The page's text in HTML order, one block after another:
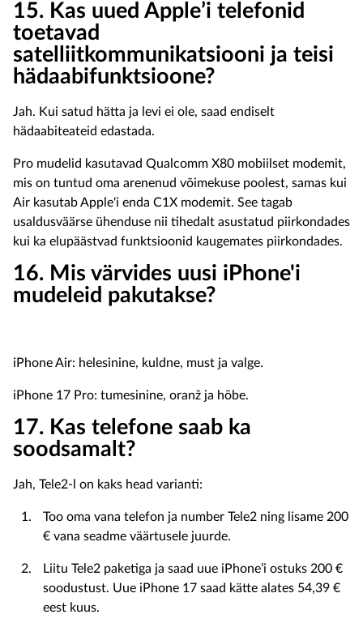
15. Kas uued Apple’i telefonid
toetavad
satelliitkommunikatsiooni ja teisi
hädaabifunktsioone?
Jah. Kui satud hätta ja levi ei ole, saad endiselt
hädaabiteateid edastada.
Pro mudelid kasutavad Qualcomm X80 mobiilset modemit,
mis on tuntud oma arenenud võimekuse poolest, samas kui
Air kasutab Apple'i enda C1X modemit. See tagab
usaldusväärse ühenduse nii tihedalt asustatud piirkondades
kui ka elupäästvad funktsioonid kaugemates piirkondades.
16. Mis värvides uusi iPhone'i
mudeleid pakutakse?
iPhone Air: helesinine, kuldne, must ja valge.
iPhone 17 Pro: tumesinine, oranž ja hõbe.
17. Kas telefone saab ka
soodsamalt?
Jah, Tele2-l on kaks head varianti:
Too oma vana telefon ja number Tele2 ning lisame 200
€ vana seadme väärtusele juurde.
Liitu Tele2 paketiga ja saad uue iPhone’i ostuks 200 €
soodustust. Uue iPhone 17 saad kätte alates 54,39 €
eest kuus.